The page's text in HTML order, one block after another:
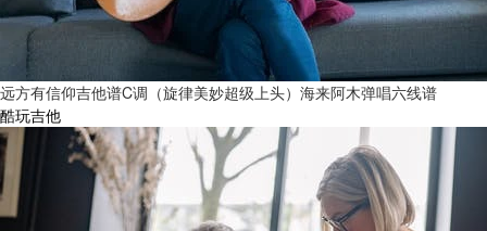
远方有信仰吉他谱C调（旋律美妙超级上头）海来阿木弹唱六线谱
酷玩吉他